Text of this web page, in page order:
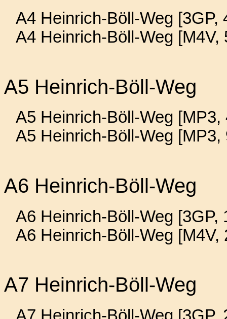
A4 Heinrich-Böll-Weg [3GP,
A4 Heinrich-Böll-Weg [M4V,
A5 Heinrich-Böll-Weg
A5 Heinrich-Böll-Weg [MP3,
A5 Heinrich-Böll-Weg
A6 Heinrich-Böll-Weg
A6 Heinrich-Böll-Weg [3GP,
A6 Heinrich-Böll-Weg [M4V,
A7 Heinrich-Böll-Weg